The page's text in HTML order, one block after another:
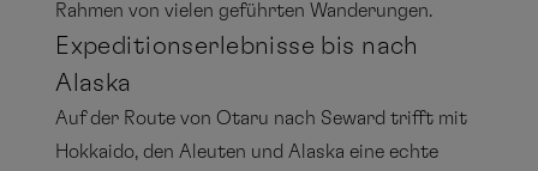
Rahmen von vielen geführten Wanderungen.
Expeditionserlebnisse bis nach
Alaska
Auf der Route von Otaru nach Seward trifft mit
Hokkaido, den Aleuten und Alaska eine echte